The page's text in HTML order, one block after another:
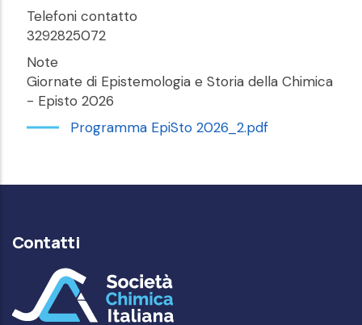
Telefoni contatto
3292825072
Note
Giornate di Epistemologia e Storia della Chimica
- Episto 2026
Programma EpiSto 2026_2.pdf
Contatti